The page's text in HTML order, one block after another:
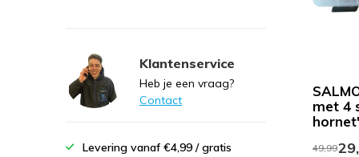
met 4
49,99
Klantenservice
Heb je een vraag?
Contact
Levering vanaf €4,99 / gratis